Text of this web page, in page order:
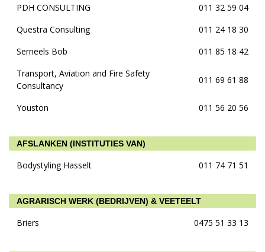
PDH CONSULTING
011 32 59 04
Questra Consulting
011 24 18 30
Serneels Bob
011 85 18 42
Transport, Aviation and Fire Safety
Consultancy
011 69 61 88
Youston 011 56 20 56
AFSLANKEN (INSTITUTIES VAN)
Bodystyling Hasselt 011 74 71 51
AGRARISCH WERK (BEDRIJVEN) & VEETEELT
Briers 0475 51 33 13